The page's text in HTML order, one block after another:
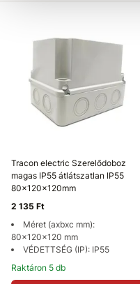
Tracon electric Szerelődoboz
magas IP55 átlátszatlan IP55
80x120x120mm
2 135 Ft
Méret (axbxc mm):
80x120x120 mm
VÉDETTSÉG (IP): IP55
Raktáron 5 db